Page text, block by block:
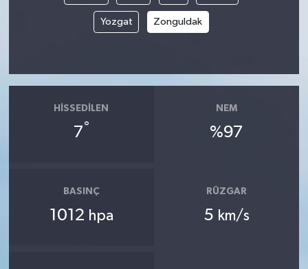
Yozgat Zonguldak
HISSEDILEN
7°
NEM
%97
BASINÇ
1012 hpa
RÜZGAR
5 km/s